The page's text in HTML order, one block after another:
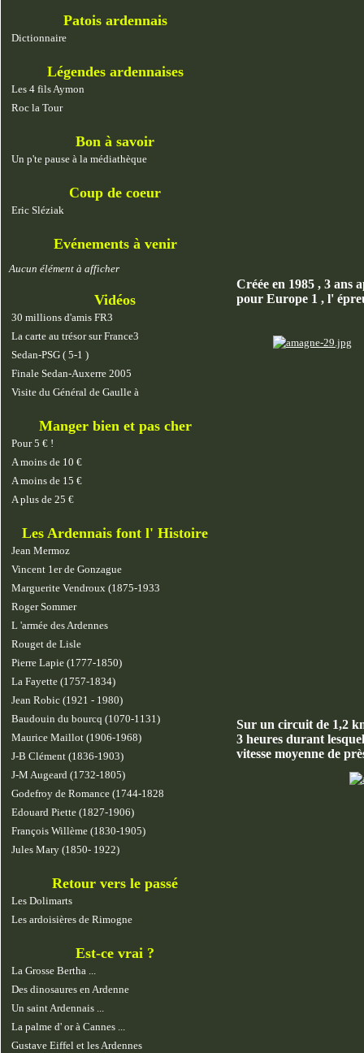
Patois ardennais
Dictionnaire
Légendes ardennaises
Les 4 fils Aymon
Roc la Tour
Bon à savoir
Un p'te pause à la médiathèque
Coup de coeur
Eric Sléziak
Evénements à venir
Aucun élément à afficher
Vidéos
30 millions d'amis FR3
La carte au trésor sur France3
Sedan-PSG ( 5-1 )
Finale Sedan-Auxerre 2005
Visite du Général de Gaulle à
Manger bien et pas cher
Pour 5 € !
A moins de 10 €
A moins de 15 €
A plus de 25 €
Les Ardennais font l' Histoire
Jean Mermoz
Vincent 1er de Gonzague
Marguerite Vendroux (1875-1933
Roger Sommer
L 'armée des Ardennes
Rouget de Lisle
Pierre Lapie (1777-1850)
La Fayette (1757-1834)
Jean Robic (1921 - 1980)
Baudouin du bourcq (1070-1131)
Maurice Maillot (1906-1968)
J-B Clément (1836-1903)
J-M Augeard (1732-1805)
Godefroy de Romance (1744-1828
Edouard Piette (1827-1906)
François Willème (1830-1905)
Jules Mary (1850- 1922)
Retour vers le passé
Les Dolimarts
Les ardoisières de Rimogne
Est-ce vrai ?
La Grosse Bertha ...
Des dinosaures en Ardenne
Un saint Ardennais ...
La palme d' or à Cannes ...
Gustave Eiffel et les Ardennes
Créée en 1985 , 3 ans
pour Europe 1 , l'
Sur un circuit de 1,2
3 heures durant
vitesse moyenne de